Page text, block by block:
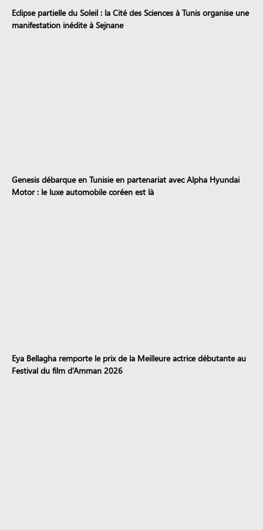
Eclipse partielle du Soleil : la Cité des Sciences à Tunis organise une
manifestation inédite à Sejnane
Genesis débarque en Tunisie en partenariat avec Alpha Hyundai
Motor : le luxe automobile coréen est là
Eya Bellagha remporte le prix de la Meilleure actrice débutante au
Festival du film d’Amman 2026